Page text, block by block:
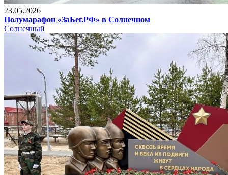
23.05.2026
Полумарафон «ЗаБег.РФ» в Солнечном
Солнечный